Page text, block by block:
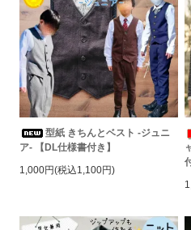
型紙 きちんとベスト -ジュニ
ア- 【DL仕様書付き】
1,000円(税込1,100円)